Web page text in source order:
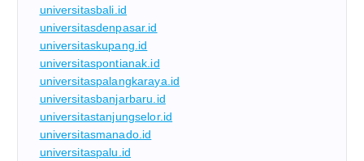
universitasbali.id
universitasdenpasar.id
universitaskupang.id
universitaspontianak.id
universitaspalangkaraya.id
universitasbanjarbaru.id
universitastanjungselor.id
universitasmanado.id
universitaspalu.id